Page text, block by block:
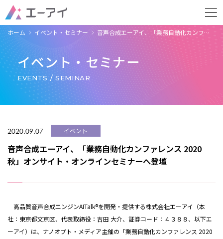
ホーム イベント・セミナー 音声合成エーアイ、「業務自動化カンフ…
イベント・セミナー
EVENTS / SEMINAR
2020.09.07 イベント
音声合成エーアイ、「業務自動化カンファレンス 2020
秋」オンサイト・オンラインセミナーへ登壇
高品質音声合成エンジンAITalk®を開発・提供する株式会社エーアイ（本
社：東京都文京区、代表取締役：吉田 大介、証券コード：４３８８、以下エ
ーアイ）は、ナノオプト・メディア主催の「業務自動化カンファレンス 2020